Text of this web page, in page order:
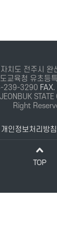
치도 전주시 완
교육청 유초등
239-3290 FAX.
STATE
Right
개인정보처리방침